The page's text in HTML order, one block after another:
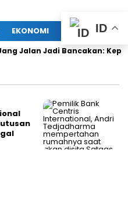
EKONOMI MEGAPOLITAN
Jalan Jadi Bancakan:
ID